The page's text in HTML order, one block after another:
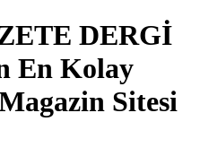
DERGİ
En Kolay
Sitesi